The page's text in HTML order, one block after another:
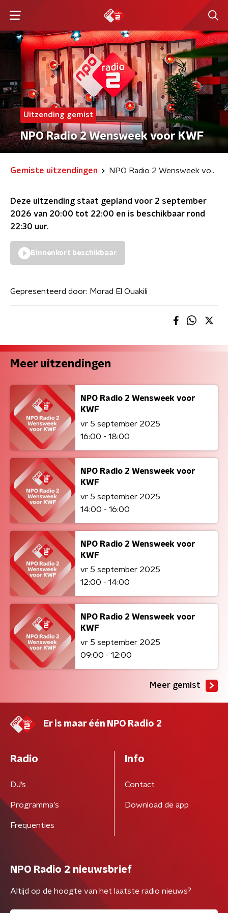
Uitzending gemist
NPO Radio 2 Wensweek voor KWF
Gemiste uitzendingen NPO Radio 2 Wensweek voor KWF
Deze uitzending staat gepland voor 2 september
2026 van 20:00 tot 22:00 en is beschikbaar rond
22:30 uur.
Binnenkort beschikbaar
Gepresenteerd door: Morad El Ouakili
Meer uitzendingen
NPO Radio 2 Wensweek voor
KWF
vr 5 september 2025
16:00 - 18:00
NPO Radio 2 Wensweek voor
KWF
vr 5 september 2025
14:00 - 16:00
NPO Radio 2 Wensweek voor
KWF
vr 5 september 2025
12:00 - 14:00
NPO Radio 2 Wensweek voor
KWF
vr 5 september 2025
09:00 - 12:00
Meer gemist
Er is maar één NPO Radio 2
Radio
DJ’s
Programma's
Frequenties
Info
Contact
Download de app
NPO Radio 2 nieuwsbrief
Altijd op de hoogte van het laatste radio nieuws?